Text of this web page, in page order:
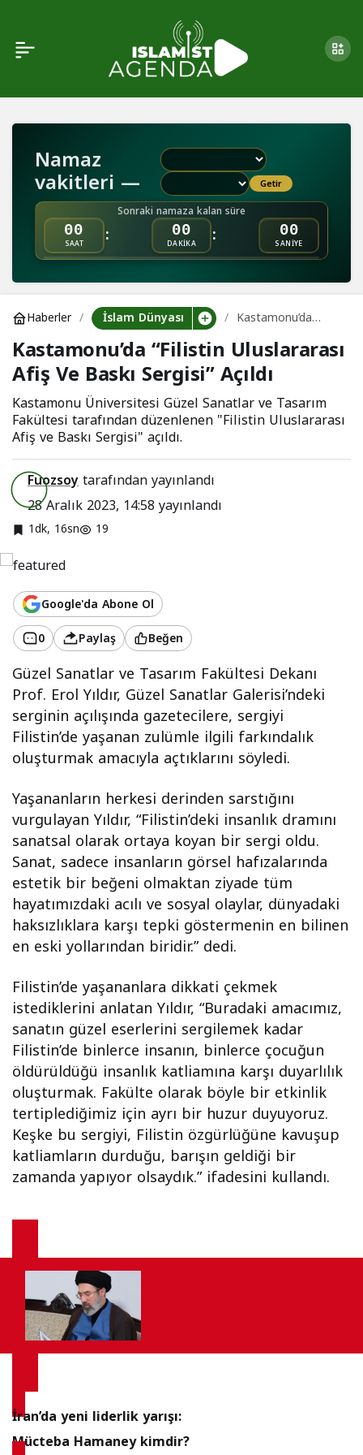
Namaz
vakitleri — Getir
Sonraki namaza kalan süre
00
SAAT : 00
DAKİKA : 00
SANİYE
Haberler İslam Dünyası
Kastamonu’da
“Filistin Uluslararası
Afiş Ve Baskı
Sergisi” Açıldı
Kastamonu’da “Filistin Uluslararası
Afiş Ve Baskı Sergisi” Açıldı
Kastamonu Üniversitesi Güzel Sanatlar ve Tasarım
Fakültesi tarafından düzenlenen "Filistin Uluslararası
Afiş ve Baskı Sergisi" açıldı.
Fuozsoytarafından yayınlandı
28 Aralık 2023, 14:58yayınlandı
1dk, 16sn 19
Google'da Abone Ol
0
Paylaş Beğen
Güzel Sanatlar ve Tasarım Fakültesi Dekanı
Prof. Erol Yıldır, Güzel Sanatlar Galerisi’ndeki
serginin açılışında gazetecilere, sergiyi
Filistin’de yaşanan zulümle ilgili farkındalık
oluşturmak amacıyla açtıklarını söyledi.
Yaşananların herkesi derinden sarstığını
vurgulayan Yıldır, “Filistin’deki insanlık dramını
sanatsal olarak ortaya koyan bir sergi oldu.
Sanat, sadece insanların görsel hafızalarında
estetik bir beğeni olmaktan ziyade tüm
hayatımızdaki acılı ve sosyal olaylar, dünyadaki
haksızlıklara karşı tepki göstermenin en bilinen
en eski yollarından biridir.” dedi.
Filistin’de yaşananlara dikkati çekmek
istediklerini anlatan Yıldır, “Buradaki amacımız,
sanatın güzel eserlerini sergilemek kadar
Filistin’de binlerce insanın, binlerce çocuğun
öldürüldüğü insanlık katliamına karşı duyarlılık
oluşturmak. Fakülte olarak böyle bir etkinlik
tertiplediğimiz için ayrı bir huzur duyuyoruz.
Keşke bu sergiyi, Filistin özgürlüğüne kavuşup
katliamların durduğu, barışın geldiği bir
zamanda yapıyor olsaydık.” ifadesini kullandı.
İran’da yeni liderlik yarışı:
Mücteba Hamaney kimdir?
Uluslararası Afiş Ve